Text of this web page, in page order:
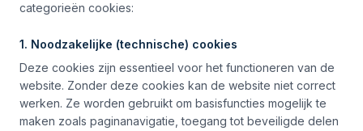
categorieën cookies:
1. Noodzakelijke (technische) cookies
Deze cookies zijn essentieel voor het functioneren van de
website. Zonder deze cookies kan de website niet correct
werken. Ze worden gebruikt om basisfuncties mogelijk te
maken zoals paginanavigatie, toegang tot beveiligde delen